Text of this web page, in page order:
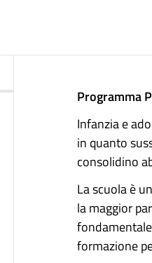
Programma
Infanzia e
in quanto
consolidino
La scuola è
la maggior
formazione